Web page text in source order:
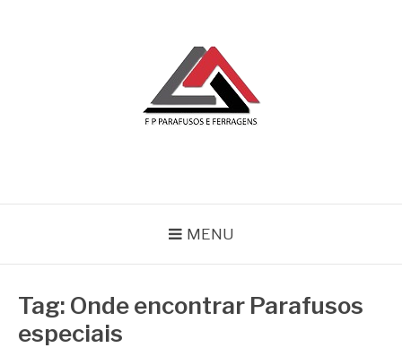
MENU
Tag: Onde encontrar Parafusos
especiais